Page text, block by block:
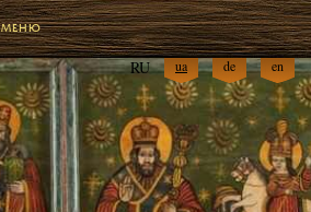
МЕНЮ
RU ua de en